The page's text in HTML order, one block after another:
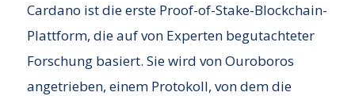
Cardano ist die erste Proof-of-Stake-Blockchain-
Plattform, die auf von Experten begutachteter
Forschung basiert. Sie wird von Ouroboros
angetrieben, einem Protokoll, von dem die